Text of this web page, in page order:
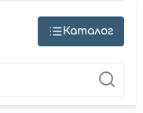
Каталог